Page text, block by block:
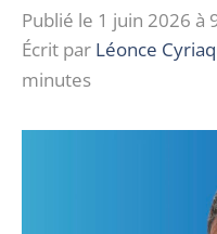
Publié le 1 juin 2026 à
Écrit par Léonce
minutes